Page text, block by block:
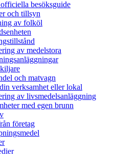
besöksguide
och tillsyn
av folköl
av medelstora
och matvagn
verksamhet eller lokal
av livsmedelsanläggning
med egen brunn
företag